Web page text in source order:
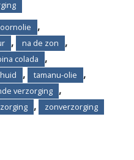
,
, na de zon ,
colada ,
, tamanu-olie ,
verzorging ,
, zonverzorging